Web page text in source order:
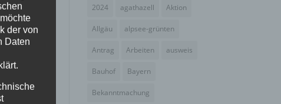
2024 agathazell Aktion
Allgäu alpsee-grünten
Antrag Arbeiten ausweis
Bauhof Bayern
Bekanntmachung
der von
Daten